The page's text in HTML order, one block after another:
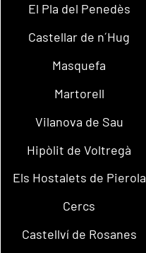
El Pla del Penedès
Castellar de n´Hug
Masquefa
Martorell
Vilanova de Sau
Hipòlit de Voltregà
Els Hostalets de Pierola
Cercs
Castellví de Rosanes